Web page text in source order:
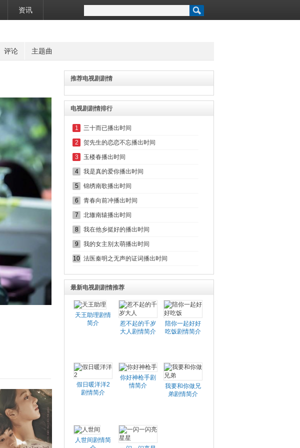
资讯
评论 主题曲
推荐电视剧剧情
电视剧剧情排行
1 三十而已播出时间
2 贺先生的恋恋不忘播出时间
3 玉楼春播出时间
4 我是真的爱你播出时间
5 锦绣南歌播出时间
6 青春向前冲播出时间
7 北辙南辕播出时间
8 我在他乡挺好的播出时间
9 我的女主别太萌播出时间
10 法医秦明之无声的证词播出时间
最新电视剧剧情推荐
天王助理剧情
简介
惹不起的千岁
大人剧情简介
陪你一起好好
吃饭剧情简介
假日暖洋洋2
剧情简介
你好神枪手剧
情简介
我要和你做兄
弟剧情简介
人世间剧情简